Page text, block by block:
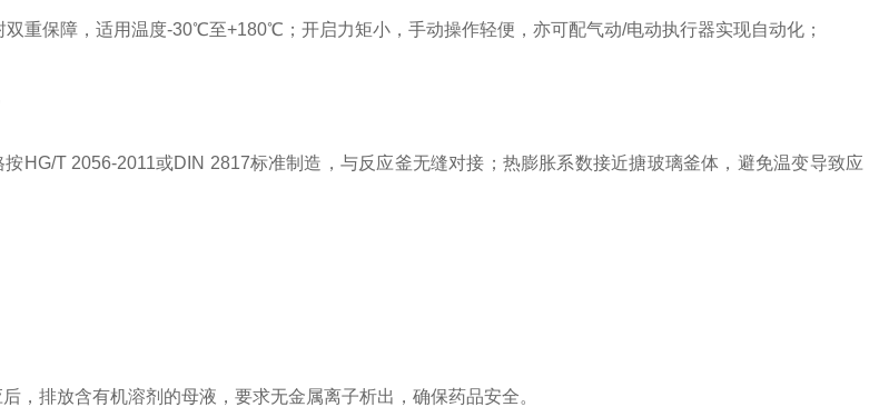
双重保障，适用温度-30℃至+180℃；开启力矩小，手动操作轻便，亦可配气动/电动执行器实现自动化；
HG/T 2056-2011或DIN 2817标准制造，与反应釜无缝对接；热膨胀系数接近搪玻璃釜体，避免温变导致应
，排放含有机溶剂的母液，要求无金属离子析出，确保药品安全。